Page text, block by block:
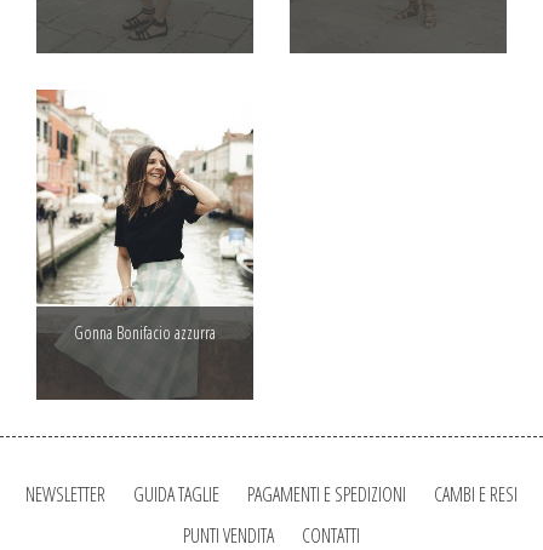
Gonna Bonifacio azzurra
NEWSLETTER GUIDA TAGLIE PAGAMENTI E SPEDIZIONI
CAMBI E RESI
PUNTI VENDITA
CONTATTI